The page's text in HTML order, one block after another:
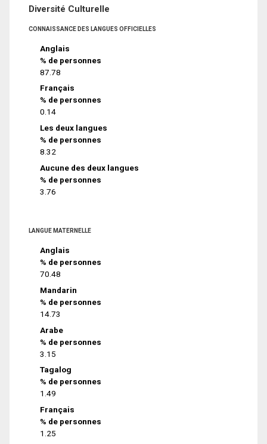
Diversité Culturelle
CONNAISSANCE DES LANGUES OFFICIELLES
Anglais
% de personnes
87.78
Français
% de personnes
0.14
Les deux langues
% de personnes
8.32
Aucune des deux langues
% de personnes
3.76
LANGUE MATERNELLE
Anglais
% de personnes
70.48
Mandarin
% de personnes
14.73
Arabe
% de personnes
3.15
Tagalog
% de personnes
1.49
Français
% de personnes
1.25